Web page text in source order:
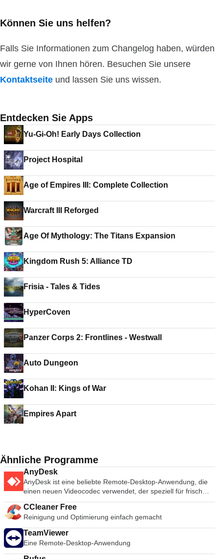
Können Sie uns helfen?
Falls Sie Informationen zum Changelog haben, würden
wir gerne von Ihnen hören. Besuchen Sie unsere
Kontaktseite und lassen Sie uns wissen.
Entdecken Sie Apps
Yu-Gi-Oh! Early Days Collection
Project Hospital
Age of Empires III: Complete Collection
Warcraft III Reforged
Age Of Mythology: The Titans Expansion
Kingdom Rush 5: Alliance TD
Frisia - Tales & Tides
HyperCoven
Panzer Corps 2: Frontlines - Westwall
Auto Dungeon
Kohan II: Kings of War
Empires Apart
Ähnliche Programme
AnyDesk
AnyDesk ist eine beliebte Remote-Desktop-Anwendung, die
einen neuen Videocodec verwendet, der speziell für frisch
aussehende grafische Benutzeroberflächen entwickelt wurde.
AnyDesk-Software ist vielseitig, sicher und leichtgewichtig. Die
Software verwendet TLS1.2-Verschlüsselung, und beide
Enden der Verbindung werden kryptografisch verifiziert.
AnyDesk ist sehr leicht und in eine 1MB große Datei gepackt,
und es sind keine administrativen Rechte oder Installationen
erforderlich. Die UI von AnyDesk ist wirklich einfach und leicht
CCleaner Free
Reinigung und Optimierung einfach gemacht
TeamViewer
Eine Remote-Desktop-Anwendung